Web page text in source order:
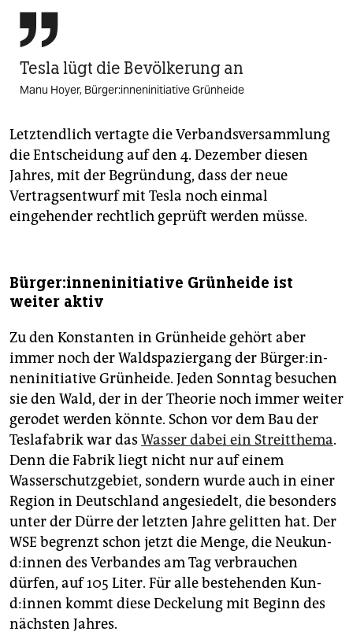

Tesla lügt die Bevölkerung an
Manu Hoyer, Bür­ge­r:in­nen­in­itia­ti­ve Grünheide
Letztendlich vertagte die Verbandsversammlung
die Entscheidung auf den 4. Dezember diesen
Jahres, mit der Begründung, dass der neue
Vertragsentwurf mit Tesla noch einmal
eingehender rechtlich geprüft werden müsse.
Bür­ge­r:in­nen­in­itia­ti­ve Grünheide ist
weiter aktiv
Zu den Konstanten in Grünheide gehört aber
immer noch der Waldspaziergang der Bür­ge­r:in­
nen­in­itia­ti­ve Grünheide. Jeden Sonntag besuchen
sie den Wald, der in der Theorie noch immer weiter
gerodet werden könnte. Schon vor dem Bau der
Teslafabrik war das Wasser dabei ein Streitthema.
Denn die Fabrik liegt nicht nur auf einem
Wasserschutzgebiet, sondern wurde auch in einer
Region in Deutschland angesiedelt, die besonders
unter der Dürre der letzten Jahre gelitten hat. Der
WSE begrenzt schon jetzt die Menge, die Neu­kun­
d:in­nen des Verbandes am Tag verbrauchen
dürfen, auf 105 Liter. Für alle bestehenden Kun­
d:in­nen kommt diese Deckelung mit Beginn des
nächsten Jahres.